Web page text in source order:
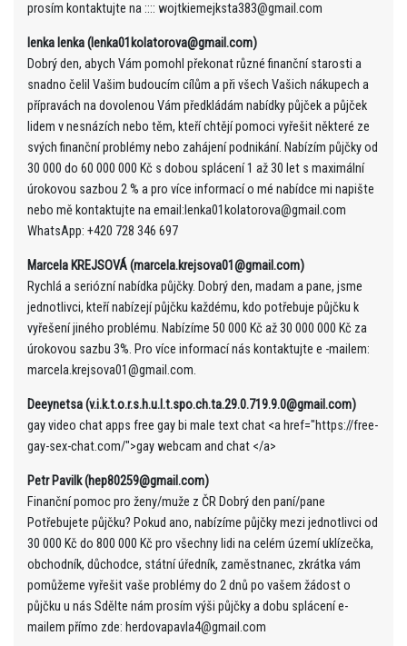
prosím kontaktujte na :::: wojtkiemejksta383@gmail.com
lenka lenka (lenka01kolatorova@gmail.com)
Dobrý den, abych Vám pomohl překonat různé finanční starosti a
snadno čelil Vašim budoucím cílům a při všech Vašich nákupech a
přípravách na dovolenou Vám předkládám nabídky půjček a půjček
lidem v nesnázích nebo těm, kteří chtějí pomoci vyřešit některé ze
svých finanční problémy nebo zahájení podnikání. Nabízím půjčky od
30 000 do 60 000 000 Kč s dobou splácení 1 až 30 let s maximální
úrokovou sazbou 2 % a pro více informací o mé nabídce mi napište
nebo mě kontaktujte na email:lenka01kolatorova@gmail.com
WhatsApp: +420 728 346 697
Marcela KREJSOVÁ (marcela.krejsova01@gmail.com)
Rychlá a seriózní nabídka půjčky. Dobrý den, madam a pane, jsme
jednotlivci, kteří nabízejí půjčku každému, kdo potřebuje půjčku k
vyřešení jiného problému. Nabízíme 50 000 Kč až 30 000 000 Kč za
úrokovou sazbu 3%. Pro více informací nás kontaktujte e -mailem:
marcela.krejsova01@gmail.com.
Deeynetsa (v.i.k.t.o.r.s.h.u.l.t.spo.ch.ta.29.0.719.9.0@gmail.com)
gay video chat apps free gay bi male text chat <a href="https://free-
gay-sex-chat.com/">gay webcam and chat </a>
Petr Pavilk (hep80259@gmail.com)
Finanční pomoc pro ženy/muže z ČR Dobrý den paní/pane
Potřebujete půjčku? Pokud ano, nabízíme půjčky mezi jednotlivci od
30 000 Kč do 800 000 Kč pro všechny lidi na celém území uklízečka,
obchodník, důchodce, státní úředník, zaměstnanec, zkrátka vám
pomůžeme vyřešit vaše problémy do 2 dnů po vašem žádost o
půjčku u nás Sdělte nám prosím výši půjčky a dobu splácení e-
mailem přímo zde: herdovapavla4@gmail.com